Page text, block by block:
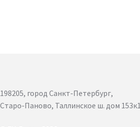
198205, город Санкт-Петербург,
Старо-Паново, Таллинское ш. дом 153к1